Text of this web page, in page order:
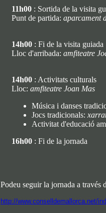
11h00 : Sortida de la visita
Punt de partida: aparcament
14h00 : Fi de la visita guiada
Lloc d'arribada: amfiteatre
14h00 : Activitats culturals
Lloc: amfiteatre Joan Mas
Música i danses
Jocs tradicionals:
Activitat d'educació
16h00 : Fi de la jornada
Podeu seguir la jornada a
http://www.conselldemallorca.net/